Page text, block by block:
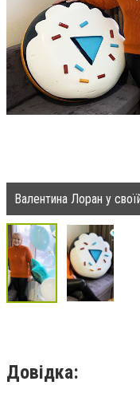
Валентина Лоран у
Довідка: